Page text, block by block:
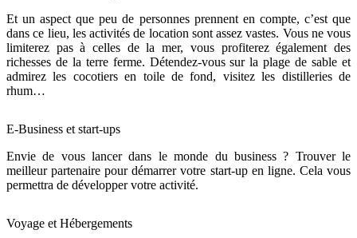
Et un aspect que peu de personnes prennent en compte, c’est que
dans ce lieu, les activités de location sont assez vastes. Vous ne vous
limiterez pas à celles de la mer, vous profiterez également des
richesses de la terre ferme. Détendez-vous sur la plage de sable et
admirez les cocotiers en toile de fond, visitez les distilleries de
rhum…
E-Business et start-ups
Envie de vous lancer dans le monde du business ? Trouver le
meilleur partenaire pour démarrer votre start-up en ligne. Cela vous
permettra de développer votre activité.
Voyage et Hébergements